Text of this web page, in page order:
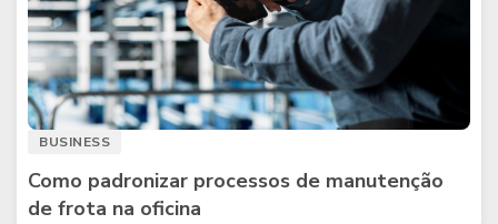
BUSINESS
Como padronizar processos de manutenção
de frota na oficina